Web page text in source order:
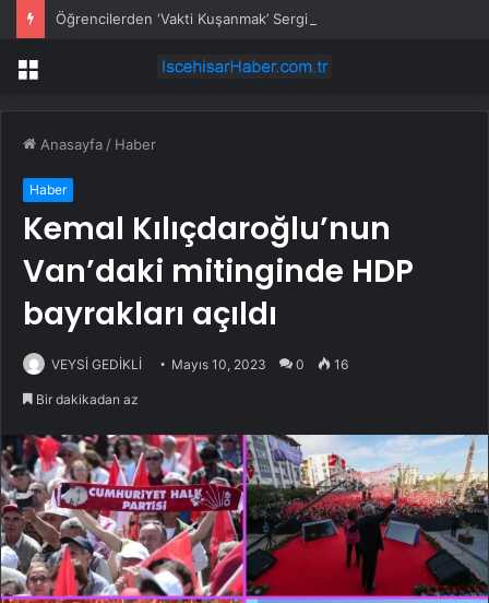
Öğrencilerden ‘Vakti Kuşanmak’ Sergisi
Menü
Anasayfa / Haber
Haber
Kemal Kılıçdaroğlu’nun
Van’daki mitinginde HDP
bayrakları açıldı
VEYSİ GEDİKLİ Mayıs 10, 2023 0 16
Bir dakikadan az